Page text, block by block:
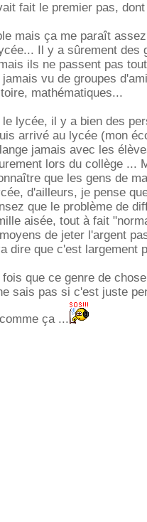
fait le premier pas,
mais ça me paraît
Il y a sûrement des
ils ne passent pas
vu de groupes
mathématiques...
lycée, il y a bien des
arrivé au lycée (mon
jamais avec les
lors du collège ...
que les gens de
d'ailleurs, je pense
que le problème de
aisée, tout à fait
de jeter l'argent
dire que c'est largement
que ce genre de
sais pas si c'est juste
ça ...